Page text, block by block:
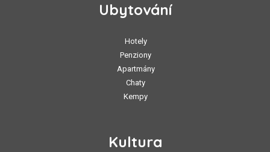
Ubytování
Hotely
Penziony
Apartmány
Chaty
Kempy
Kultura